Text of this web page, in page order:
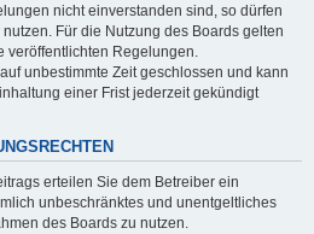
nicht einverstanden sind, so dürfen
Für die Nutzung des Boards gelten
veröffentlichten Regelungen.
unbestimmte Zeit geschlossen und kann
einer Frist jederzeit gekündigt
erteilen Sie dem Betreiber ein
unbeschränktes und unentgeltliches
des Boards zu nutzen.